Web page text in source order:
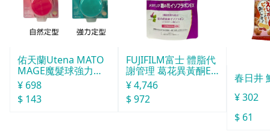
佑天蘭Utena MATO
MAGE魔髮球強力定
型
¥ 698
$ 143
FUJIFILM富士 體脂代
謝管理 葛花異黃酮EX
30日份 120粒
¥ 4,746
$ 972
春日井
¥ 302
$ 61